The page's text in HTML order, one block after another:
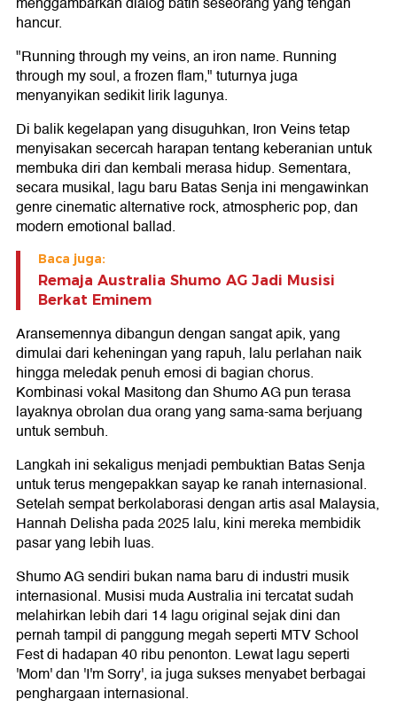
hancur.
"Running through my veins, an iron name. Running
through my soul, a frozen flam," tuturnya juga
menyanyikan sedikit lirik lagunya.
Di balik kegelapan yang disuguhkan, Iron Veins tetap
menyisakan secercah harapan tentang keberanian untuk
membuka diri dan kembali merasa hidup. Sementara,
secara musikal, lagu baru Batas Senja ini mengawinkan
genre cinematic alternative rock, atmospheric pop, dan
modern emotional ballad.
Baca juga:
Remaja Australia Shumo AG Jadi Musisi
Berkat Eminem
Aransemennya dibangun dengan sangat apik, yang
dimulai dari keheningan yang rapuh, lalu perlahan naik
hingga meledak penuh emosi di bagian chorus.
Kombinasi vokal Masitong dan Shumo AG pun terasa
layaknya obrolan dua orang yang sama-sama berjuang
untuk sembuh.
Langkah ini sekaligus menjadi pembuktian Batas Senja
untuk terus mengepakkan sayap ke ranah internasional.
Setelah sempat berkolaborasi dengan artis asal Malaysia,
Hannah Delisha pada 2025 lalu, kini mereka membidik
pasar yang lebih luas.
Shumo AG sendiri bukan nama baru di industri musik
internasional. Musisi muda Australia ini tercatat sudah
melahirkan lebih dari 14 lagu original sejak dini dan
pernah tampil di panggung megah seperti MTV School
Fest di hadapan 40 ribu penonton. Lewat lagu seperti
'Mom' dan 'I'm Sorry', ia juga sukses menyabet berbagai
penghargaan internasional.